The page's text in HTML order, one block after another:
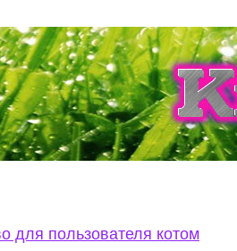
для пользователя котом